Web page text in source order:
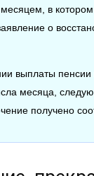
в
о
выплаты пенсии
месяца,
получено